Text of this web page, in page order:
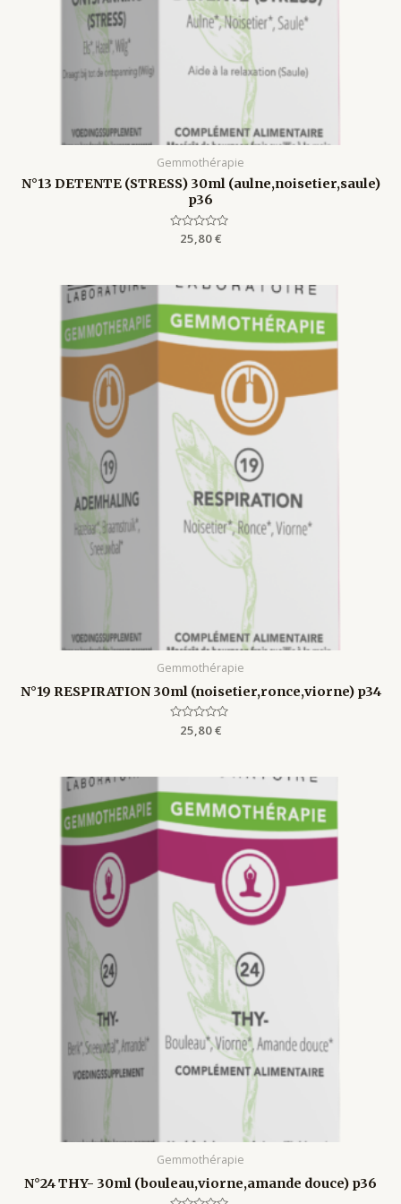
Gemmothérapie
N°13 DETENTE (STRESS) 30ml (aulne,noisetier,saule)
p36
Rated
25,80€
Gemmothérapie
N°19 RESPIRATION 30ml (noisetier,ronce,viorne) p34
Rated
25,80€
Gemmothérapie
N°24 THY- 30ml (bouleau,viorne,amande douce) p36